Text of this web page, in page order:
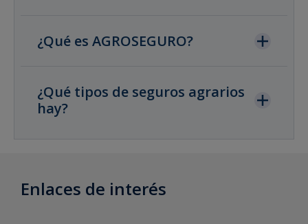
¿Qué es AGROSEGURO?
¿Qué tipos de seguros agrarios
hay?
Enlaces de interés